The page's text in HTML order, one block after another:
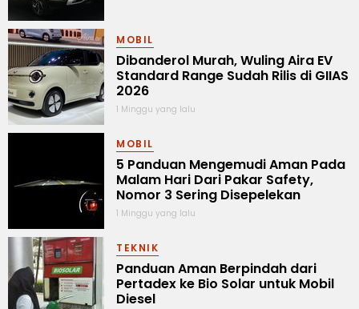
MOBIL
Dibanderol Murah, Wuling Aira EV
Standard Range Sudah Rilis di GIIAS
2026
1 Minggu yang lalu
MOBIL
5 Panduan Mengemudi Aman Pada
Malam Hari Dari Pakar Safety,
Nomor 3 Sering Disepelekan
1 Minggu yang lalu
TEKNIK
Panduan Aman Berpindah dari
Pertadex ke Bio Solar untuk Mobil
Diesel